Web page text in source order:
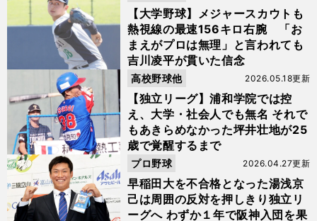
【大学野球】メジャースカウトも
熱視線の最速156キロ右腕 「お
まえがプロは無理」と言われても
吉川凌平が貫いた信念
【独立リーグ】浦和学院では控
え、大学・社会人でも無名 それで
もあきらめなかった坪井壮地が25
歳で覚醒するまで
2026.05.18更新
高校野球他
早稲田大を不合格となった湯浅京
己は周囲の反対を押しきり独立リ
ーグへ わずか１年で阪神入団を果
2026.04.27更新
プロ野球